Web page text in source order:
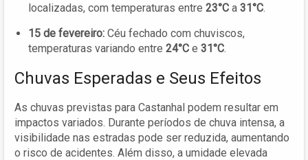
localizadas, com temperaturas entre 23°C a 31°C.
15 de fevereiro: Céu fechado com chuviscos,
temperaturas variando entre 24°C e 31°C.
Chuvas Esperadas e Seus Efeitos
As chuvas previstas para Castanhal podem resultar em
impactos variados. Durante períodos de chuva intensa, a
visibilidade nas estradas pode ser reduzida, aumentando
o risco de acidentes. Além disso, a umidade elevada